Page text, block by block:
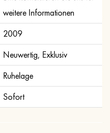
weitere Informationen
2009
Neuwertig, Exklusiv
Ruhelage
Sofort